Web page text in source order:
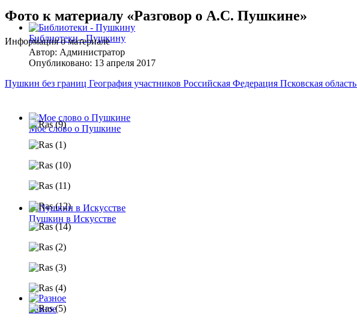
Библиотеки - Пушкину
Мое слово о Пушкине
Пушкин в Искусстве
Разное
Фото к материалу «Разговор о А.С. Пушкине»
Информация о материале
Автор: Администратор
Опубликовано: 13 апреля 2017
Пушкин без границ География участников Российская Федерация Псковская область